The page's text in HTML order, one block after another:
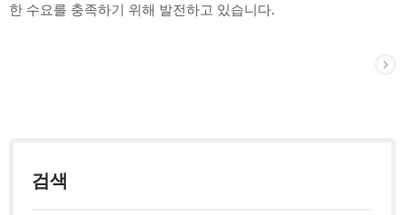
한 수요를 충족하기 위해 발전하고 있습니다.
검색